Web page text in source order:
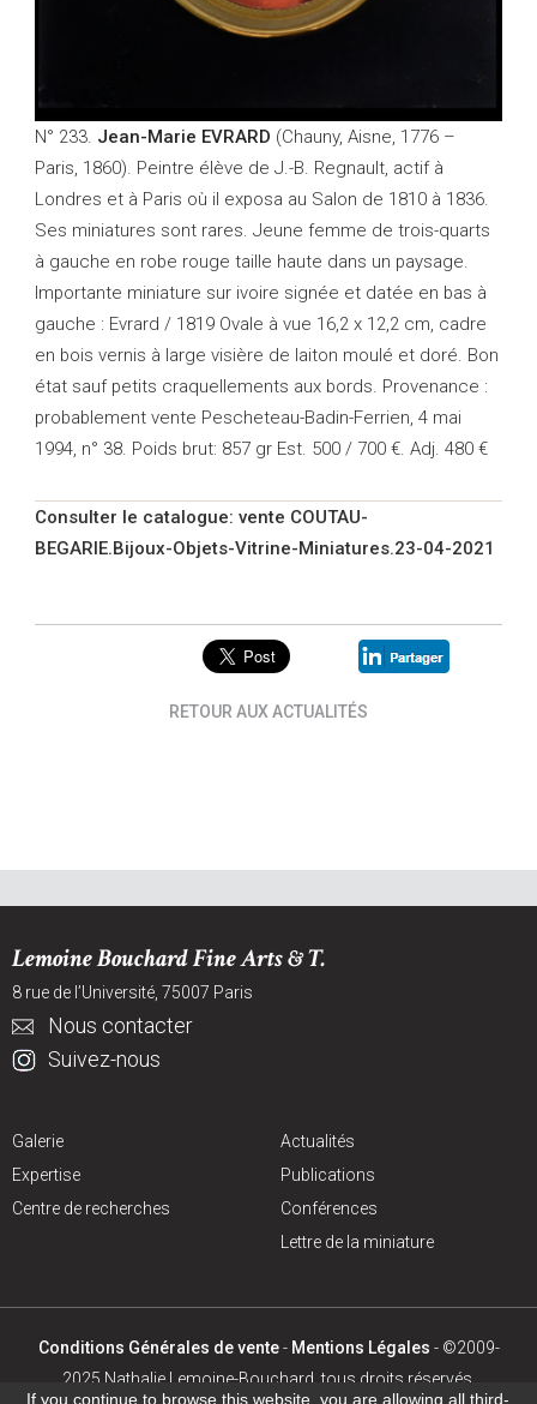
N° 233. Jean-Marie EVRARD (Chauny, Aisne, 1776 –
Paris, 1860). Peintre élève de J.-B. Regnault, actif à
Londres et à Paris où il exposa au Salon de 1810 à 1836.
Ses miniatures sont rares. Jeune femme de trois-quarts
à gauche en robe rouge taille haute dans un paysage.
Importante miniature sur ivoire signée et datée en bas à
gauche : Evrard / 1819 Ovale à vue 16,2 x 12,2 cm, cadre
en bois vernis à large visière de laiton moulé et doré. Bon
état sauf petits craquellements aux bords. Provenance :
probablement vente Pescheteau-Badin-Ferrien, 4 mai
1994, n° 38. Poids brut: 857 gr Est. 500 / 700 €. Adj. 480 €
Consulter le catalogue: vente COUTAU-
BEGARIE.Bijoux-Objets-Vitrine-Miniatures.23-04-2021
RETOUR AUX ACTUALITÉS
Lemoine Bouchard Fine Arts & T.
8 rue de l’Université, 75007 Paris
Nous contacter
Suivez-nous
Galerie
Expertise
Centre de recherches
Actualités
Publications
Conférences
Lettre de la miniature
Conditions Générales de vente- Mentions Légales - ©2009-
2025 Nathalie Lemoine-Bouchard, tous droits réservés.
If you continue to browse this website, you are allowing all third-